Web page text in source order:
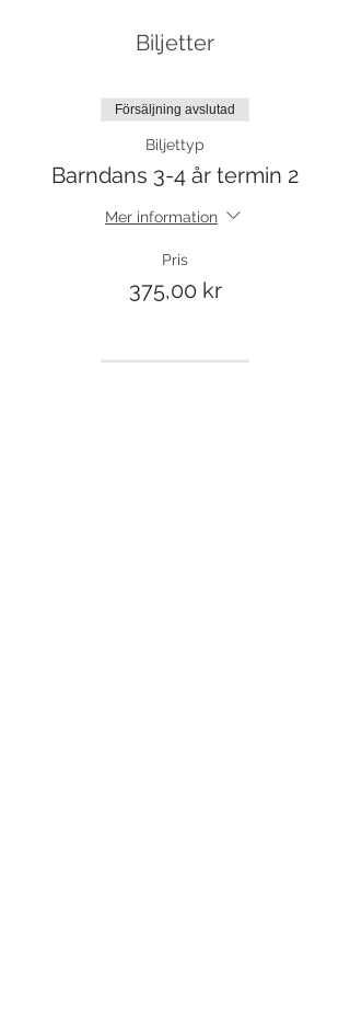
Biljetter
Försäljning avslutad
Biljettyp
Barndans 3-4 år termin 2
Mer information
Pris
375,00 kr